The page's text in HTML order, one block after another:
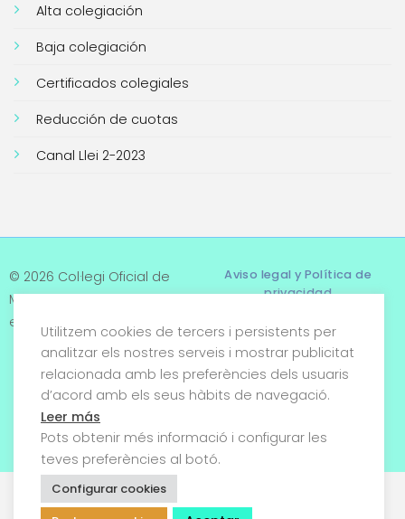
Alta colegiación
Baja colegiación
Certificados colegiales
Reducción de cuotas
Canal Llei 2-2023
© 2026 Col·legi Oficial de
Metges de Tarragona. Tots
els drets reservats
Aviso legal y Política de
privacidad
Términos y condiciones
Política de cookies
Utilitzem cookies de tercers i persistents per
analitzar els nostres serveis i mostrar publicitat
relacionada amb les preferències dels usuaris
d’acord amb els seus hàbits de navegació.
Leer más
Pots obtenir més informació i configurar les
teves preferències al botó.
Configurar cookies